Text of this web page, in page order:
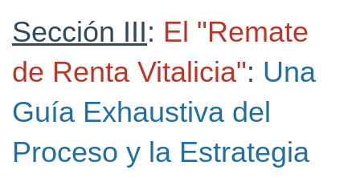
Sección III: El "Remate
de Renta Vitalicia": Una
Guía Exhaustiva del
Proceso y la Estrategia